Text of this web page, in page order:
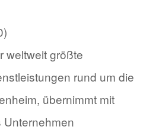
weltweit größte
rund um die
übernimmt mit